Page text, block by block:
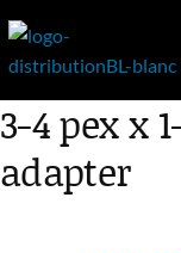
3-4 pex x
adapter